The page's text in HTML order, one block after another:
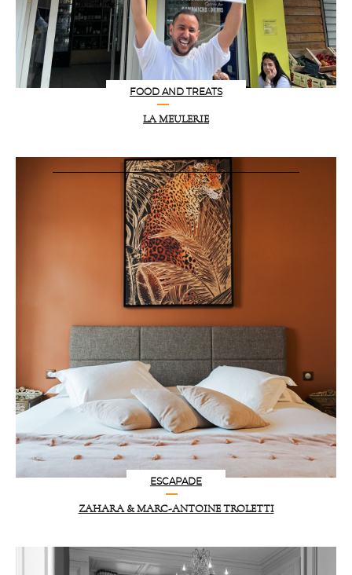
FOOD AND TREATS
LA MEULERIE
ESCAPADE
ZAHARA & MARC-ANTOINE TROLETTI